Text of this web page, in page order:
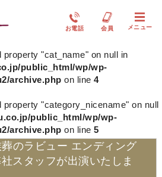
お電話 会員 メニュー
property "cat_name" on null in
public_html/wp/wp-
archive.php on line 4
property "category_nicename" on null
public_html/wp/wp-
archive.php on line 5
のラビュー エンディング
スタッフが出演いたしま